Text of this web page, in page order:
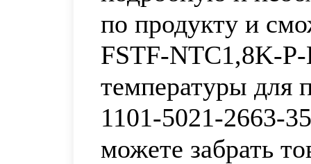
по продукту и
FSTF-NTC1,8K-
температуры для
1101-5021-2663-
можете забрать